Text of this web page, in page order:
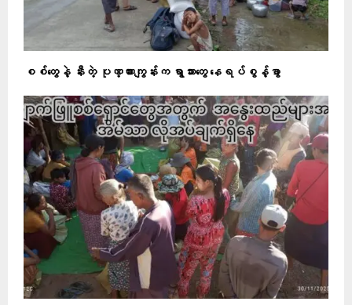
စစ်တွေနဲ့ နီးတဲ့ ပုဏ္ဏားကျွန်းက ရွာသားတွေ နေရပ်စွန့်ခွာ